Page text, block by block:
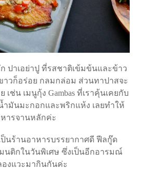
ปาเอย่าปู ที่รสชาติเข้มข้นและข้าว
าวก็อร่อย กลมกล่อม ส่วนทาปาสจะ
ช่น เมนูกุ้ง Gambas ที่เราคุ้นเคยกับ
ำมันมะกอกและพริกแห้ง เลยทำให้
ารจานหลักค่ะ
ป็นร้านอาหารบรรยากาศดี ฟีลกู๊ด
นติกในวันพิเศษ ซึ่งเป็นอีกอารมณ์
งแวะมากินกันค่ะ